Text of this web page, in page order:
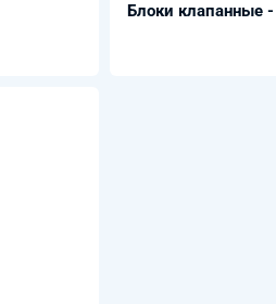
Блоки клапанные